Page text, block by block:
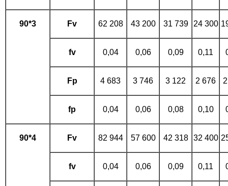
90*3 Fv 62 208 43 200 31 739 24 300
fv 0,04 0,06 0,09 0,11
Fp 4 683 3 746 3 122 2 676
fp 0,04 0,06 0,08 0,10
90*4 Fv 82 944 57 600 42 318 32 400
fv 0,04 0,06 0,09 0,11